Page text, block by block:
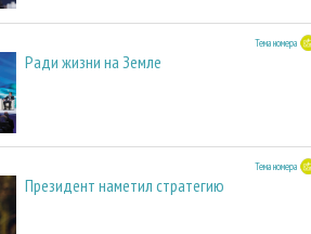
Тема номера
Ради жизни на Земле
Тема номера
Президент наметил стратегию